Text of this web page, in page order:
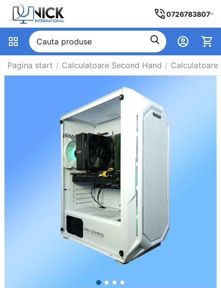
0726783807
Pagina start / Calculatoare Second Hand / Calculatoare